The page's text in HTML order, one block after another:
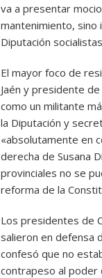
va a presentar
mantenimiento, sino
Diputación
El mayor foco de
Jaén y presidente
como un militante
la Diputación y
«absolutamente en
derecha de Susana
provinciales no se
reforma de la
Los presidentes de
salieron en defensa
confesó que no
contrapeso al poder